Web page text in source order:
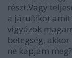
részt.Vagy
a járulékot amit
vigyázok
betegség,
ne kapjam